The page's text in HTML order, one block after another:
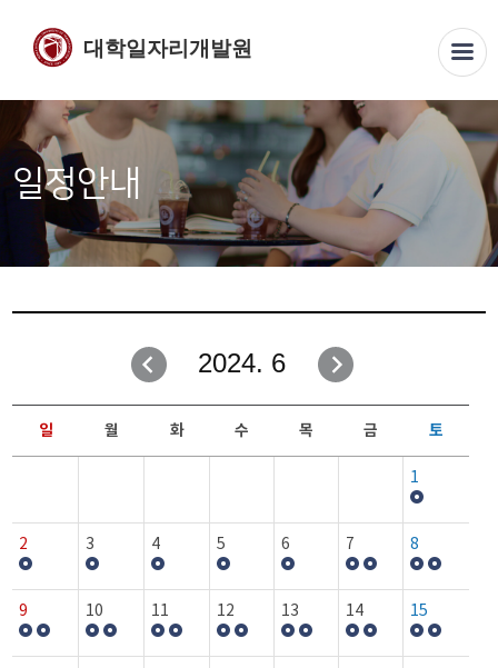
대학일자리개발원
일정안내
2024. 6
일 월 화 수 목 금 토
1
2 3 4 5 6 7 8
9 10 11 12 13 14 15